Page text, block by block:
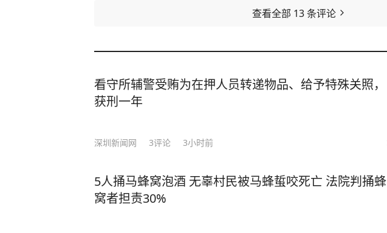
查看全部 13条评论
看守所辅警受贿为在押人员转递物品、给予特殊关照，
获刑一年
深圳新闻网 3评论 3小时前
5人捅马蜂窝泡酒 无辜村民被马蜂蜇咬死亡 法院判捅蜂
窝者担责30%